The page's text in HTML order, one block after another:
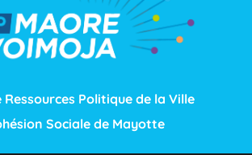
Ressources Politique de la Ville
Sociale de Mayotte